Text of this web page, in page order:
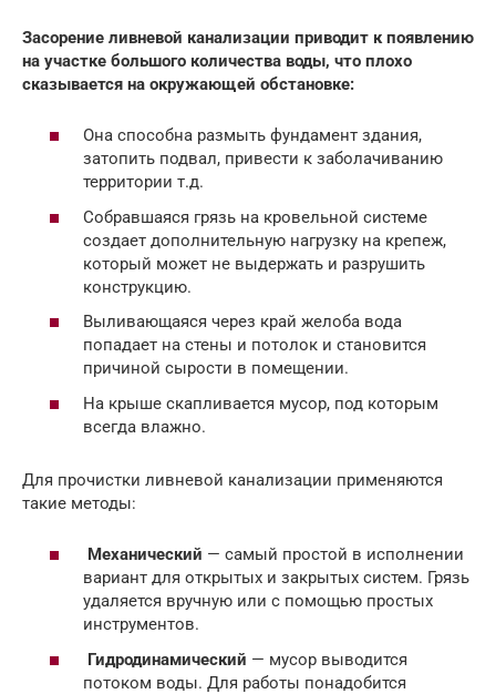
Засорение ливневой канализации приводит к появлению
на участке большого количества воды, что плохо
сказывается на окружающей обстановке:
Она способна размыть фундамент здания,
затопить подвал, привести к заболачиванию
территории т.д.
Собравшаяся грязь на кровельной системе
создает дополнительную нагрузку на крепеж,
который может не выдержать и разрушить
конструкцию.
Выливающаяся через край желоба вода
попадает на стены и потолок и становится
причиной сырости в помещении.
На крыше скапливается мусор, под которым
всегда влажно.
Для прочистки ливневой канализации применяются
такие методы:
Механический — самый простой в исполнении
вариант для открытых и закрытых систем. Грязь
удаляется вручную или с помощью простых
инструментов.
Гидродинамический — мусор выводится
потоком воды. Для работы понадобится